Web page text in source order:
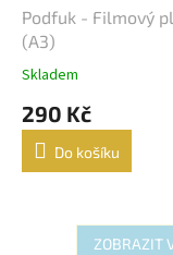
Podfuk - Filmový
(A3)
Skladem
290 Kč
Do košíku
ZOBRAZIT